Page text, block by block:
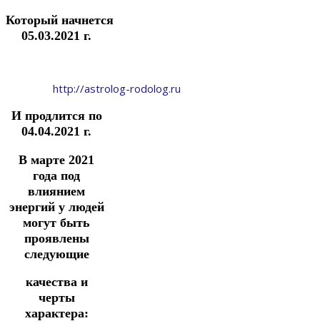
Который начнется
05.03.2021 г.
http://astrolog-rodolog.ru
И продлится по
04.04.2021 г.
В марте 2021
года под
влиянием
энергий у людей
могут быть
проявлены
следующие
качества и
черты
характера: